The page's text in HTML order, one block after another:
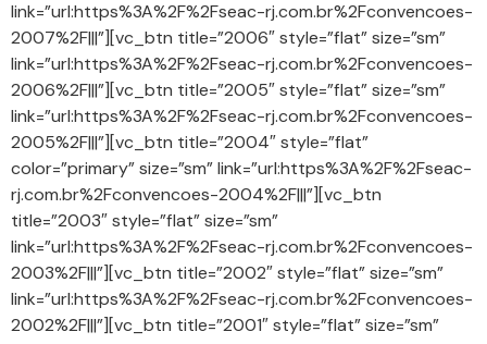
link=”url:https%3A%2F%2Fseac-rj.com.br%2Fconvencoes-
2007%2F|||”][vc_btn title=”2006″ style=”flat” size=”sm”
link=”url:https%3A%2F%2Fseac-rj.com.br%2Fconvencoes-
2006%2F|||”][vc_btn title=”2005″ style=”flat” size=”sm”
link=”url:https%3A%2F%2Fseac-rj.com.br%2Fconvencoes-
2005%2F|||”][vc_btn title=”2004″ style=”flat”
color=”primary” size=”sm” link=”url:https%3A%2F%2Fseac-
rj.com.br%2Fconvencoes-2004%2F|||”][vc_btn
title=”2003″ style=”flat” size=”sm”
link=”url:https%3A%2F%2Fseac-rj.com.br%2Fconvencoes-
2003%2F|||”][vc_btn title=”2002″ style=”flat” size=”sm”
link=”url:https%3A%2F%2Fseac-rj.com.br%2Fconvencoes-
2002%2F|||”][vc_btn title=”2001″ style=”flat” size=”sm”